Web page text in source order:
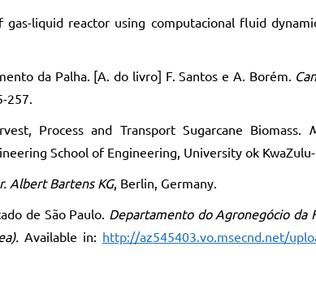
liquid reactor using computacional fluid
da Palha. [A. do livro] F. Santos e A. Borém.
257.
Process and Transport Sugarcane Biomass.
School of Engineering, University ok
Albert Bartens KG, Berlin, Germany.
de São Paulo. Departamento do Agronegócio da
Available in: http://az545403.vo.msecnd.net/